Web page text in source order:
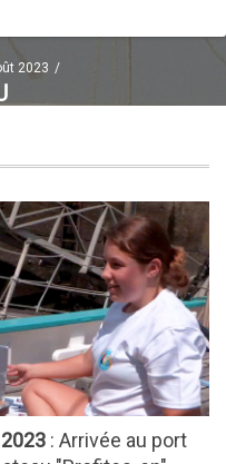
2023
: Arrivée au port